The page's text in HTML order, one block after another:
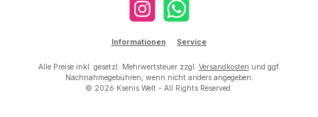
Instagram WhatsApp
Informationen Service
Alle Preise inkl. gesetzl. Mehrwertsteuer zzgl. Versandkosten und ggf.
Nachnahmegebühren, wenn nicht anders angegeben.
© 2026 Ksenis Welt - All Rights Reserved.